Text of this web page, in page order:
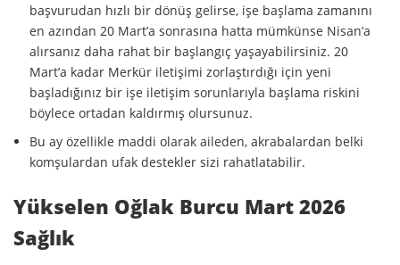
başvurudan hızlı bir dönüş gelirse, işe başlama zamanını
en azından 20 Mart’a sonrasına hatta mümkünse Nisan’a
alırsanız daha rahat bir başlangıç yaşayabilirsiniz. 20
Mart’a kadar Merkür iletişimi zorlaştırdığı için yeni
başladığınız bir işe iletişim sorunlarıyla başlama riskini
böylece ortadan kaldırmış olursunuz.
Bu ay özellikle maddi olarak aileden, akrabalardan belki
komşulardan ufak destekler sizi rahatlatabilir.
Yükselen Oğlak Burcu Mart 2026
Sağlık